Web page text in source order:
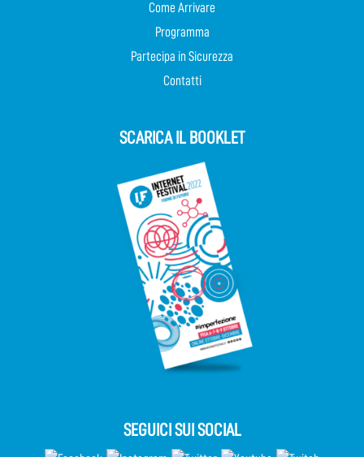
Come Arrivare
Programma
Partecipa in Sicurezza
Contatti
SCARICA IL BOOKLET
SEGUICI SUI SOCIAL